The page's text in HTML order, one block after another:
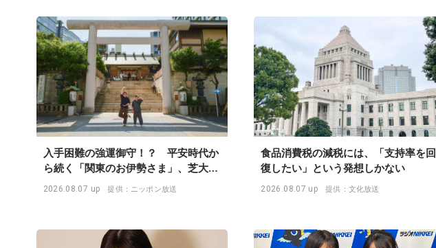
入手困難の強運御守！？ 平安時代か
ら続く「関東のお伊勢さま」、芝大神
宮にてランパンプスが合格祈願！
2026.08.07 up 提供：ニッポン放送
食品消費税の減税には、「支持率を回
復したい」という発想しかない
2026.08.07 up 提供：文化放送